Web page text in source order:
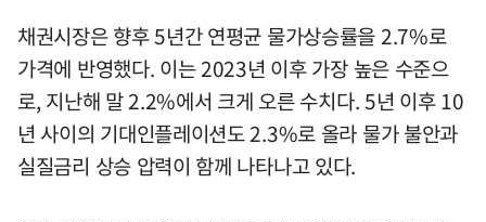
채권시장은 향후 5년간 연평균 물가상승률을 2.7%로
가격에 반영했다. 이는 2023년 이후 가장 높은 수준으
로, 지난해 말 2.2%에서 크게 오른 수치다. 5년 이후 10
년 사이의 기대인플레이션도 2.3%로 올라 물가 불안과
실질금리 상승 압력이 함께 나타나고 있다.